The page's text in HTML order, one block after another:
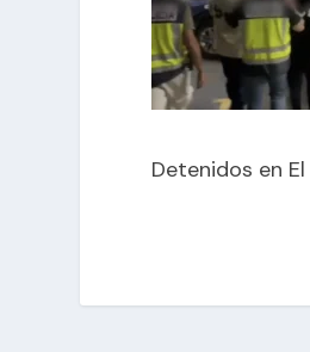
Detenidos en